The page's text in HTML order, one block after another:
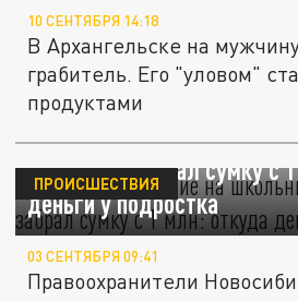
10 СЕНТЯБРЯ 14:18
В Архангельске на
грабитель. Его "уловом"
продуктами
Дерзкое нападение на
Уголовник забрал сумку с
деньги у подростка
ПРОИСШЕСТВИЯ
03 СЕНТЯБРЯ 09:41
Правоохранители